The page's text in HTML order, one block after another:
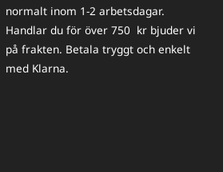
normalt inom 1-2 arbetsdagar.
Handlar du för över 750 kr bjuder vi
på frakten. Betala tryggt och enkelt
med Klarna.